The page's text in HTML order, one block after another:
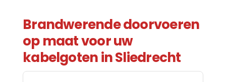
Brandwerende doorvoeren
op maat voor uw
kabelgoten in Sliedrecht